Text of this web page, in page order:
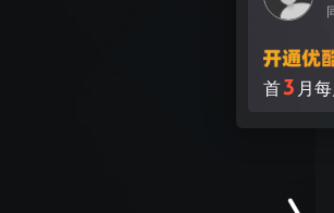
首3 月每